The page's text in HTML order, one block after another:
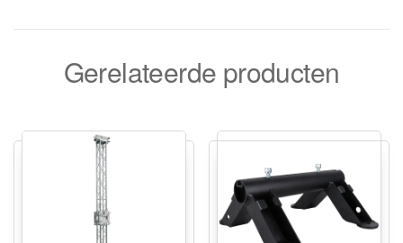
Gerelateerde producten